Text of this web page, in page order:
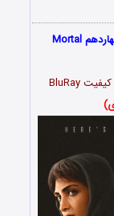
دانلود فصل سوم سریال زخم کاری 3 قسمت چهاردهم Mortal